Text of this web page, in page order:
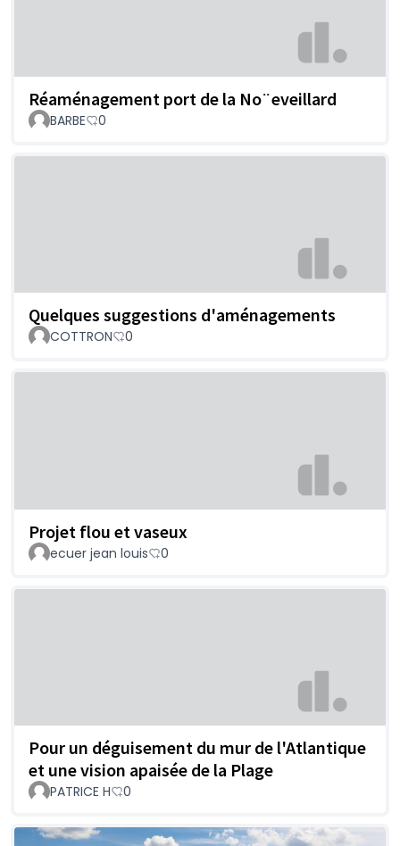
Réaménagement port de la No¨eveillard
BARBE 0
Quelques suggestions d'aménagements
COTTRON 0
Projet flou et vaseux
ecuer jean louis 0
Pour un déguisement du mur de l'Atlantique
et une vision apaisée de la Plage
PATRICE H 0